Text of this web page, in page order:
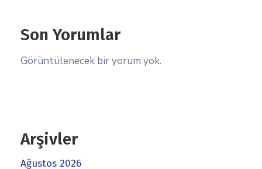
Son Yorumlar
Görüntülenecek bir yorum yok.
Arşivler
Ağustos 2026